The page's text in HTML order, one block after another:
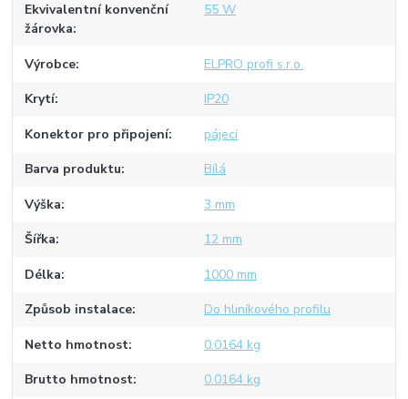
Ekvivalentní konvenční
žárovka
55 W
Výrobce ELPRO profi s.r.o.
Krytí IP20
Konektor pro připojení pájecí
Barva produktu Bílá
Výška 3 mm
Šířka 12 mm
Délka 1000 mm
Způsob instalace Do hliníkového profilu
Netto hmotnost 0.0164 kg
Brutto hmotnost 0.0164 kg